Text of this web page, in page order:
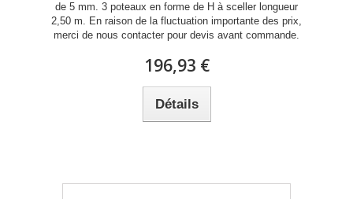
de 5 mm. 3 poteaux en forme de H à sceller longueur
2,50 m. En raison de la fluctuation importante des prix,
merci de nous contacter pour devis avant commande.
196,93 €
Détails